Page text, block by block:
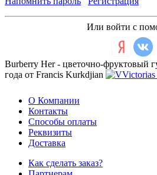
Или войти с
Burberry Her - цветочно-фруктовый
года от Francis Kurkdjian
О Компании
Контакты
Способы оплаты
Реквизиты
Доставка
Как сделать заказ?